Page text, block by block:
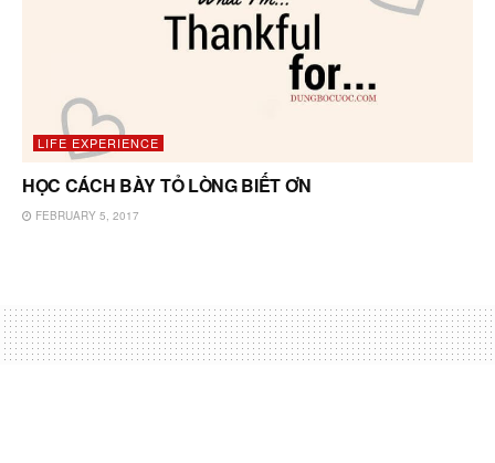
LIFE EXPERIENCE
HỌC CÁCH BÀY TỎ LÒNG BIẾT ƠN
FEBRUARY 5, 2017